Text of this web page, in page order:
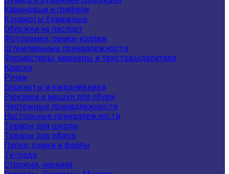
Карандаши и грифели
Конверты бумажные
Обложки на паспорт
Фоторамки, рамки-коллаж
Штемпельные принадлежности
Фломастеры, маркеры и текстовыделители
Краски
Ручки
Блокноты и ежедневники
Рюкзаки и мешки для обуви
Чертежные принадлежности
Настольные принадлежности
Товары для школы
Товары для офиса
Папки, сумки и файлы
Тетради
Стержни, чернила